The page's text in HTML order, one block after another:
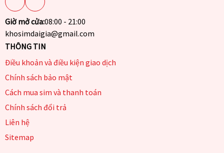
Giờ mở cửa:08:00 - 21:00
khosimdaigia@gmail.com
THÔNG TIN
Điều khoản và điều kiện giao dịch
Chính sách bảo mật
Cách mua sim và thanh toán
Chính sách đổi trả
Liên hệ
Sitemap